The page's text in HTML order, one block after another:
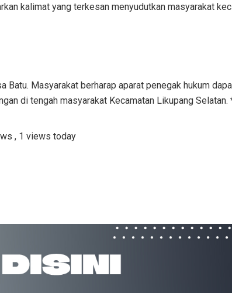
kalimat yang terkesan menyudutkan masyarakat
Masyarakat berharap aparat penegak hukum
di tengah masyarakat Kecamatan Likupang Selatan.
, 1 views today